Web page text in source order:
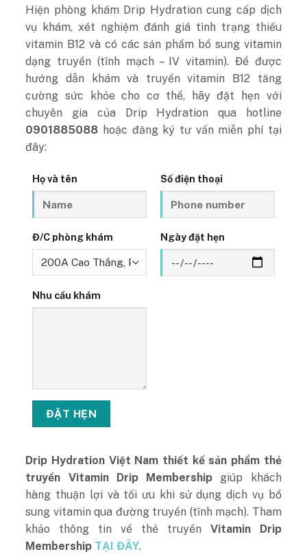
Hiện phòng khám Drip Hydration cung cấp dịch
vụ khám, xét nghiệm đánh giá tình trạng thiếu
vitamin B12 và có các sản phẩm bổ sung vitamin
dạng truyền (tĩnh mạch – IV vitamin). Để được
hướng dẫn khám và truyền vitamin B12 tăng
cường sức khỏe cho cơ thể, hãy đặt hẹn với
chuyên gia của Drip Hydration qua hotline
0901885088 hoặc đăng ký tư vấn miễn phí tại
đây:
Họ và tên Số điện thoại
Đ/C phòng khám Ngày đặt hẹn
Nhu cầu khám
Drip Hydration Việt Nam thiết kế sản phẩm thẻ
truyền Vitamin Drip Membership giúp khách
hàng thuận lợi và tối ưu khi sử dụng dịch vụ bổ
sung vitamin qua đường truyền (tĩnh mạch). Tham
khảo thông tin về thẻ truyền Vitamin Drip
Membership TẠI ĐÂY.